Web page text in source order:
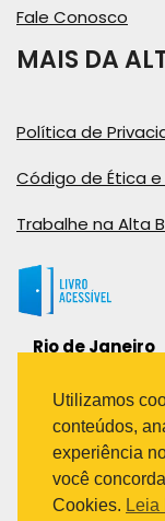
Fale Conosco
MAIS DA
Política de
Código de Ética
Trabalhe na Alta
Rio de Janeiro
Bairro
Rio de
Telefone:
(21) 3278-
(21) 3995-
Utilizamos
conteúdos,
experiência
você
Cookies. Leia